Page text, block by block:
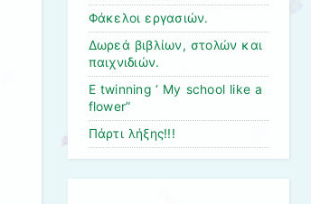
Φάκελοι εργασιών.
Δωρεά βιβλίων, στολών και
παιχνιδιών.
E twinning ‘ My school like a
flower”
Πάρτι λήξης!!!